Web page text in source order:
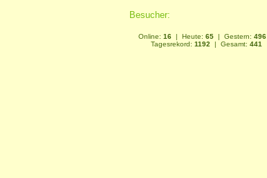
Besucher:
Online: 16 | Heute: 65 | Gestern: 496
Tagesrekord: 1192 | Gesamt: 441